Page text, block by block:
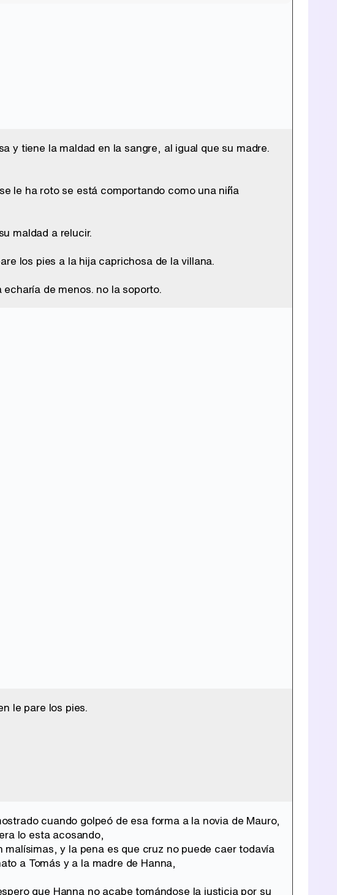
y tiene la maldad en la sangre, al igual que su madre.
le ha roto se está comportando como una niña
maldad a relucir.
los pies a la hija caprichosa de la villana.
de menos. no la soporto.
le pare los pies.
cuando golpeó de esa forma a la novia de Mauro,
lo esta acosando,
y la pena es que cruz no puede caer todavía
a Tomás y a la madre de Hanna,
que Hanna no acabe tomándose la justicia por su